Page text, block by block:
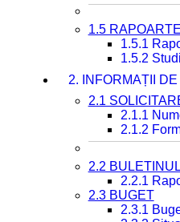
1.5
1.5.1
1.5.2
2. INFORMAȚII
2.1
2.1.1
2.1.2
2.2
2.2.1
2.3 BUGET
2.3.1